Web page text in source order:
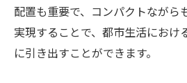
配置も重要で、コンパクトながら
実現することで、都市生活におけ
に引き出すことができます。